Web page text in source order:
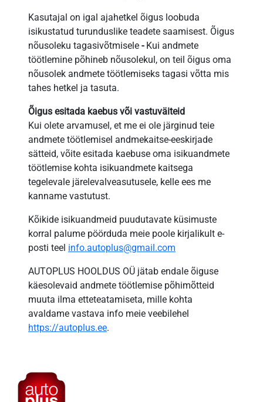
Kasutajal on igal ajahetkel õigus loobuda
isikustatud turunduslike teadete saamisest. Õigus
nõusoleku tagasivõtmisele -Kui andmete
töötlemine põhineb nõusolekul, on teil õigus oma
nõusolek andmete töötlemiseks tagasi võtta mis
tahes hetkel ja tasuta.
Õigus esitada kaebus või vastuväiteid
Kui olete arvamusel, et me ei ole järginud teie
andmete töötlemisel andmekaitse-eeskirjade
sätteid, võite esitada kaebuse oma isikuandmete
töötlemise kohta isikuandmete kaitsega
tegelevale järelevalveasutusele, kelle ees me
kanname vastutust.
Kõikide isikuandmeid puudutavate küsimuste
korral palume pöörduda meie poole kirjalikult e-
posti teel info.autoplus@gmail.com
AUTOPLUS HOOLDUS OÜ jätab endale õiguse
käesolevaid andmete töötlemise põhimõtteid
muuta ilma etteteatamiseta, mille kohta
avaldame vastava info meie veebilehel
https://autoplus.ee.